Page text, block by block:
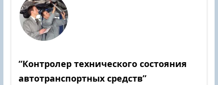
“Контролер технического состояния
автотранспортных средств”